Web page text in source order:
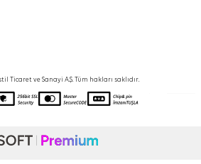
Ticaret ve Sanayi A.Ş. Tüm hakları saklıdır.